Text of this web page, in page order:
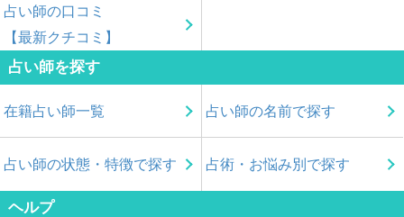
占い師の口コミ
【最新クチコミ】
占い師を探す
在籍占い師一覧 占い師の名前で探す
占い師の状態・特徴で探す 占術・お悩み別で探す
ヘルプ